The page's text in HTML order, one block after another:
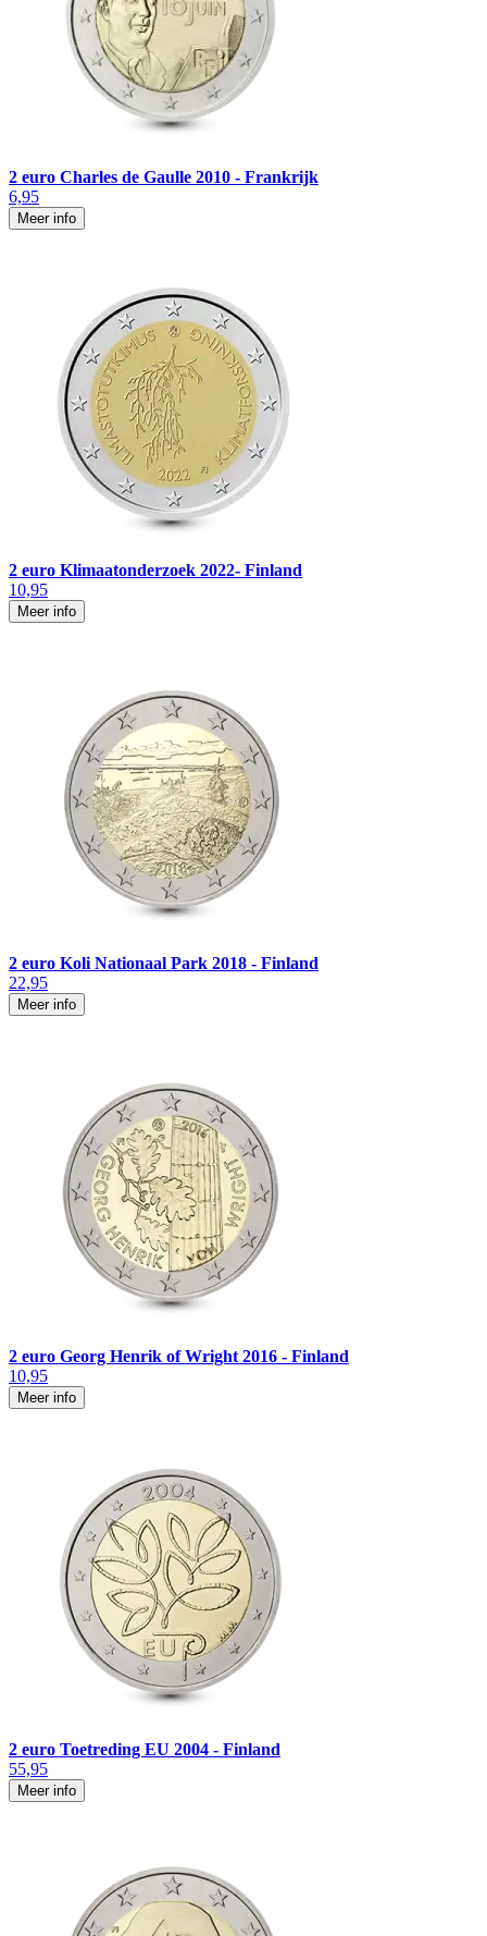
2 euro Charles de Gaulle 2010 - Frankrijk
6,95
Meer info
2 euro Klimaatonderzoek 2022- Finland
10,95
Meer info
2 euro Koli Nationaal Park 2018 - Finland
22,95
Meer info
2 euro Georg Henrik of Wright 2016 - Finland
10,95
Meer info
2 euro Toetreding EU 2004 - Finland
55,95
Meer info